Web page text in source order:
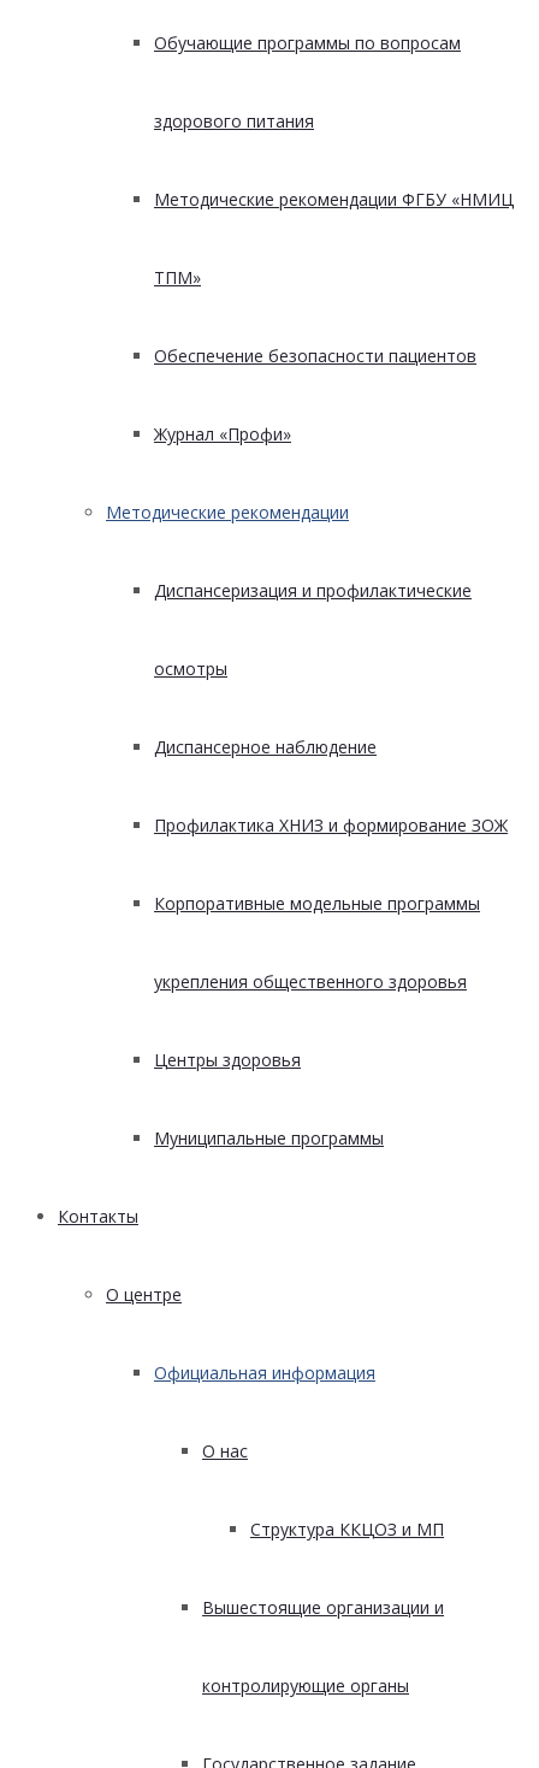
Обучающие программы по вопросам
здорового питания
Методические рекомендации ФГБУ «НМИЦ
ТПМ»
Обеспечение безопасности пациентов
Журнал «Профи»
Методические рекомендации
Диспансеризация и профилактические
осмотры
Диспансерное наблюдение
Профилактика ХНИЗ и формирование ЗОЖ
Корпоративные модельные программы
укрепления общественного здоровья
Центры здоровья
Муниципальные программы
Контакты
О центре
Официальная информация
О нас
Структура ККЦОЗ и МП
Вышестоящие организации и
контролирующие органы